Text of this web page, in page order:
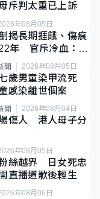
斥判太重已上訴
年08月05日
揭長期捱餓、傷痕
年 官斥冷血：同
聞 2026年08月05日
歲男童染甲流死
感染離世個案
聞 2026年08月04日
傷人 港人母子分
年08月05日
絲越界 日女死忠
直播道歉後輕生
年08月06日